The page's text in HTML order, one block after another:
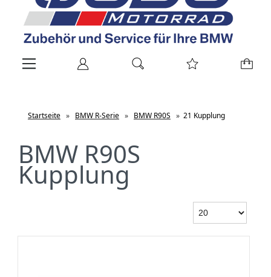
Startseite » BMW R-Serie » BMW R90S » 21 Kupplung
BMW R90S
Kupplung